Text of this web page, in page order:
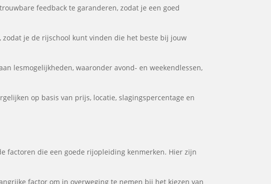
feedback te garanderen, zodat je een goed
je de rijschool kunt vinden die het beste bij jouw
lesmogelijkheden, waaronder avond- en weekendlessen,
op basis van prijs, locatie, slagingspercentage en
factoren die een goede rijopleiding kenmerken. Hier zijn
factor om in overweging te nemen bij het kiezen van